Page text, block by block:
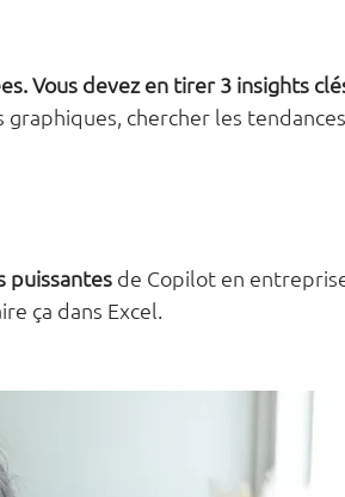
Vous devez en tirer 3 insights
graphiques, chercher les
puissantes de Copilot en
ça dans Excel.